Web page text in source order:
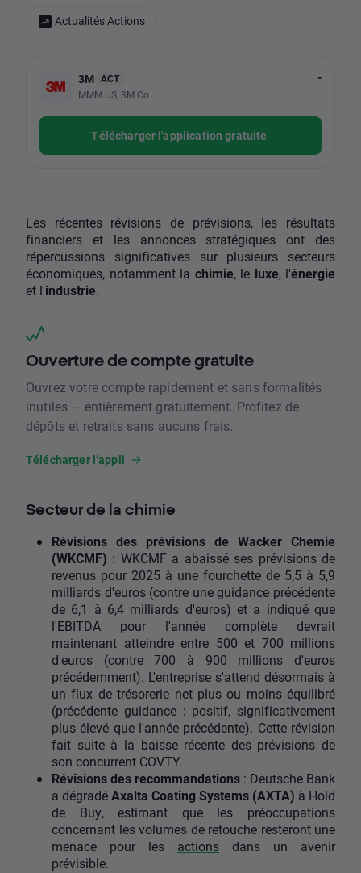
3M ACT
MMM.US, 3M Co
-
-
Télécharger l'application gratuite
Les récentes révisions de prévisions, les résultats
financiers et les annonces stratégiques ont des
répercussions significatives sur plusieurs secteurs
économiques, notamment la chimie, le luxe, l'énergie
et l'industrie.
Ouverture de compte gratuite
Ouvrez votre compte rapidement et sans formalités
inutiles — entièrement gratuitement. Profitez de
dépôts et retraits sans aucuns frais.
Télécharger l’appli
Secteur de la chimie
Révisions des prévisions de Wacker Chemie
(WKCMF) : WKCMF a abaissé ses prévisions de
revenus pour 2025 à une fourchette de 5,5 à 5,9
milliards d'euros (contre une guidance précédente
de 6,1 à 6,4 milliards d'euros) et a indiqué que
l'EBITDA pour l'année complète devrait
maintenant atteindre entre 500 et 700 millions
d'euros (contre 700 à 900 millions d'euros
précédemment). L'entreprise s'attend désormais à
un flux de trésorerie net plus ou moins équilibré
(précédente guidance : positif, significativement
plus élevé que l'année précédente). Cette révision
fait suite à la baisse récente des prévisions de
son concurrent COVTY.
Révisions des recommandations : Deutsche Bank
a dégradéAxalta Coating Systems (AXTA) à Hold
de Buy, estimant que les préoccupations
concernant les volumes de retouche resteront une
menace pour les actions dans un avenir
prévisible.
Actualités Actions